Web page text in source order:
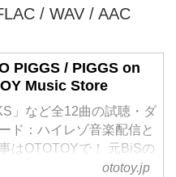
/ WAV / AAC
PIGGS / PIGGS on
Music Store
」など全12曲の試聴・ダ
ド：ハイレゾ音楽配信と
はOTOTOYで！ 元BiSの
ルイが会社を立ち上げ社長
ototoy.jp